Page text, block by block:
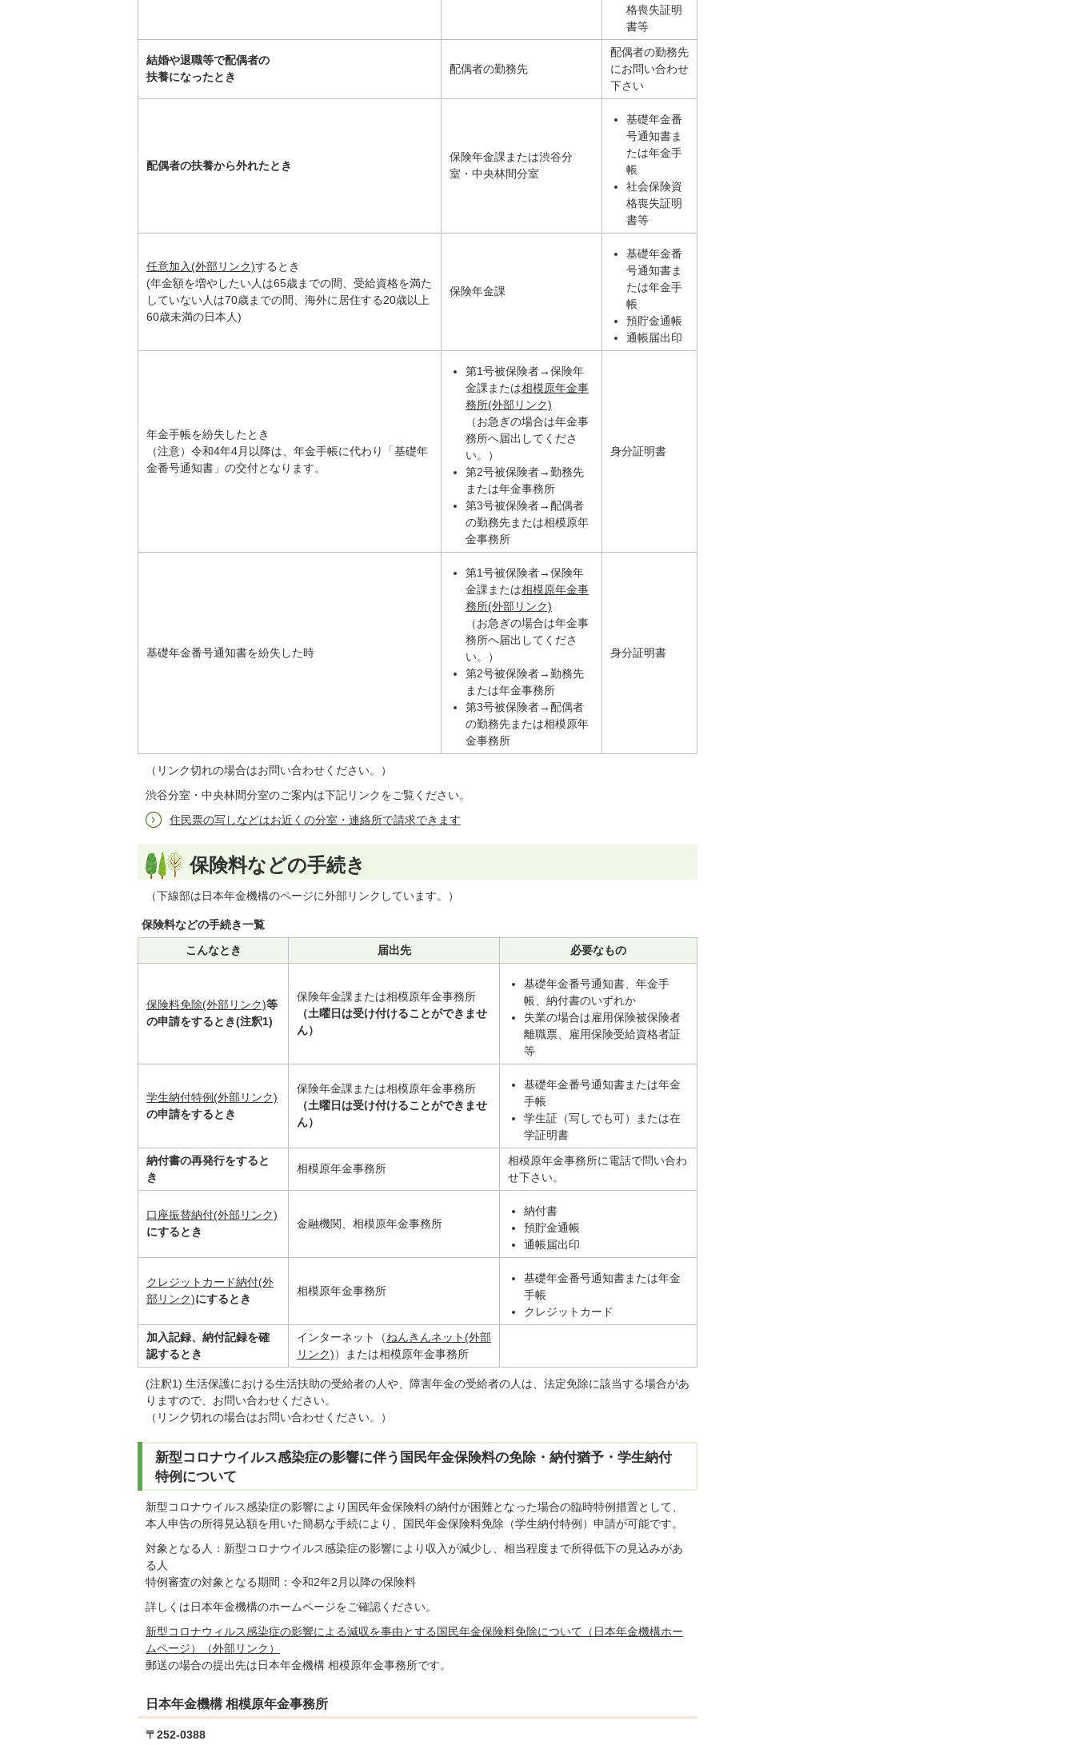
格喪失証明
書等
結婚や退職等で配偶者の
扶養になったとき
配偶者の勤務先
配偶者の勤務先
にお問い合わせ
下さい
配偶者の扶養から外れたとき
保険年金課または渋谷分
室・中央林間分室
基礎年金番
号通知書ま
たは年金手
帳
社会保険資
格喪失証明
書等
任意加入(外部リンク)するとき
(年金額を増やしたい人は65歳までの間、受給資格を満た
していない人は70歳までの間、海外に居住する20歳以上
60歳未満の日本人)
保険年金課
基礎年金番
号通知書ま
たは年金手
帳
預貯金通帳
通帳届出印
年金手帳を紛失したとき
（注意）令和4年4月以降は、年金手帳に代わり「基礎年
金番号通知書」の交付となります。
第1号被保険者→保険年
金課または相模原年金事
務所(外部リンク)
（お急ぎの場合は年金事
務所へ届出してくださ
い。）
第2号被保険者→勤務先
または年金事務所
第3号被保険者→配偶者
の勤務先または相模原年
金事務所
身分証明書
基礎年金番号通知書を紛失した時
第1号被保険者→保険年
金課または相模原年金事
務所(外部リンク)
（お急ぎの場合は年金事
務所へ届出してくださ
い。）
第2号被保険者→勤務先
または年金事務所
第3号被保険者→配偶者
の勤務先または相模原年
金事務所
身分証明書
（リンク切れの場合はお問い合わせください。）
渋谷分室・中央林間分室のご案内は下記リンクをご覧ください。
住民票の写しなどはお近くの分室・連絡所で請求できます
保険料などの手続き
（下線部は日本年金機構のページに外部リンクしています。）
保険料などの手続き一覧
こんなとき
届出先 必要なもの
保険料免除(外部リンク)等
の申請をするとき(注釈1)
保険年金課または相模原年金事務所
（土曜日は受け付けることができませ
ん）
基礎年金番号通知書、年金手
帳、納付書のいずれか
失業の場合は雇用保険被保険者
離職票、雇用保険受給資格者証
等
学生納付特例(外部リンク)
の申請をするとき
保険年金課または相模原年金事務所
（土曜日は受け付けることができませ
ん）
基礎年金番号通知書または年金
手帳
学生証（写しでも可）または在
学証明書
納付書の再発行をすると
き
相模原年金事務所
相模原年金事務所に電話で問い合わ
せ下さい。
口座振替納付(外部リンク)
にするとき
金融機関、相模原年金事務所
納付書
預貯金通帳
通帳届出印
クレジットカード納付(外
部リンク)にするとき
相模原年金事務所
基礎年金番号通知書または年金
手帳
クレジットカード
加入記録、納付記録を確
認するとき
インターネット（ねんきんネット(外部
リンク)）または相模原年金事務所
(注釈1) 生活保護における生活扶助の受給者の人や、障害年金の受給者の人は、法定免除に該当する場合があ
りますので、お問い合わせください。
（リンク切れの場合はお問い合わせください。）
新型コロナウイルス感染症の影響に伴う国民年金保険料の免除・納付猶予・学生納付
特例について
新型コロナウイルス感染症の影響により国民年金保険料の納付が困難となった場合の臨時特例措置として、
本人申告の所得見込額を用いた簡易な手続により、国民年金保険料免除（学生納付特例）申請が可能です。
対象となる人：新型コロナウイルス感染症の影響により収入が減少し、相当程度まで所得低下の見込みがあ
る人
特例審査の対象となる期間：令和2年2月以降の保険料
詳しくは日本年金機構のホームページをご確認ください。
新型コロナウィルス感染症の影響による減収を事由とする国民年金保険料免除について（日本年金機構ホー
ムページ）（外部リンク）
郵送の場合の提出先は日本年金機構 相模原年金事務所です。
日本年金機構 相模原年金事務所
〒252-0388